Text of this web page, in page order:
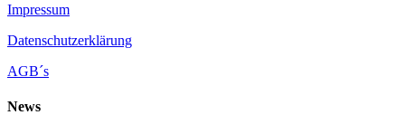
Impressum
Datenschutzerklärung
AGB´s
News